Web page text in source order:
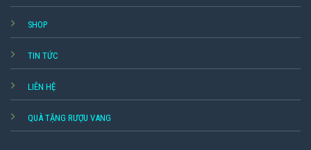
SHOP
TIN TỨC
LIÊN HỆ
QUÀ TẶNG RƯỢU VANG